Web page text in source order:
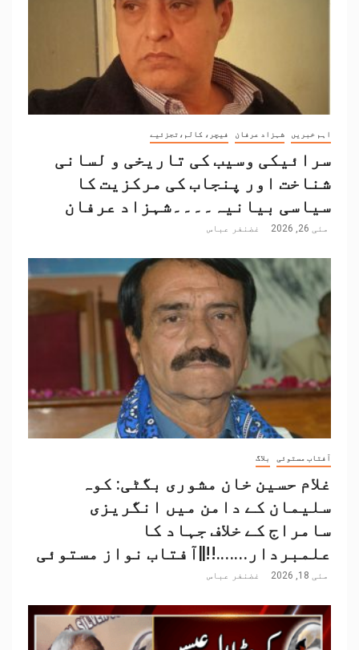
اہم خبریں شہزاد عرفان فیچر، کالم،تجزئیے
سرائیکی وسیب کی تاریخی و لسانی
شناخت اور پنجاب کی مرکزیت کا
سیاسی بیانیہ۔۔۔۔شہزاد عرفان
مئی 26, 2026 غضنفر عباس
آفتاب مستوئی بلاگ
غلام حسین خان مشوری بگٹی: کوہ
سلیمان کے دامن میں انگریزی
سامراج کے خلاف جہاد کا
علمبردار…….!!||آفتاب نواز مستوئی
مئی 18, 2026 غضنفر عباس